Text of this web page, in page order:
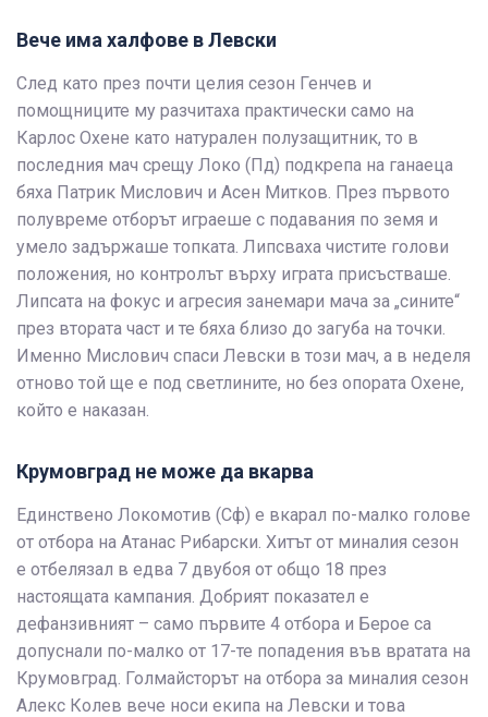
Вече има халфове в Левски
След като през почти целия сезон Генчев и
помощниците му разчитаха практически само на
Карлос Охене като натурален полузащитник, то в
последния мач срещу Локо (Пд) подкрепа на ганаеца
бяха Патрик Мислович и Асен Митков. През първото
полувреме отборът играеше с подавания по земя и
умело задържаше топката. Липсваха чистите голови
положения, но контролът върху играта присъстваше.
Липсата на фокус и агресия занемари мача за „сините“
през втората част и те бяха близо до загуба на точки.
Именно Мислович спаси Левски в този мач, а в неделя
отново той ще е под светлините, но без опората Охене,
който е наказан.
Крумовград не може да вкарва
Единствено Локомотив (Сф) е вкарал по-малко голове
от отбора на Атанас Рибарски. Хитът от миналия сезон
е отбелязал в едва 7 двубоя от общо 18 през
настоящата кампания. Добрият показател е
дефанзивният – само първите 4 отбора и Берое са
допуснали по-малко от 17-те попадения във вратата на
Крумовград. Голмайсторът на отбора за миналия сезон
Алекс Колев вече носи екипа на Левски и това